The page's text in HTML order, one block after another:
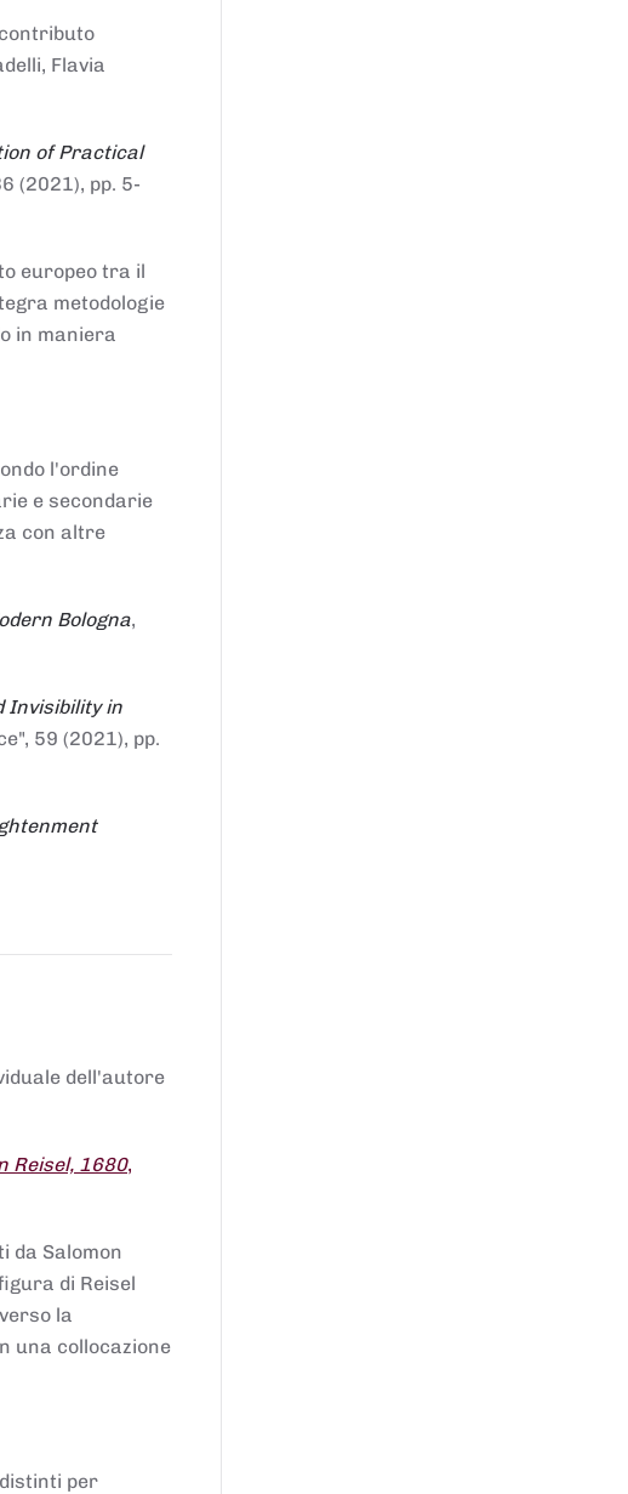
Flavia
of Practical
(2021), pp. 5-
europeo tra il
metodologie
in maniera
l'ordine
e secondarie
con altre
Bologna,
Invisibility in
59 (2021), pp.
dell'autore
Reisel, 1680,
da Salomon
di Reisel
la
una collocazione
per